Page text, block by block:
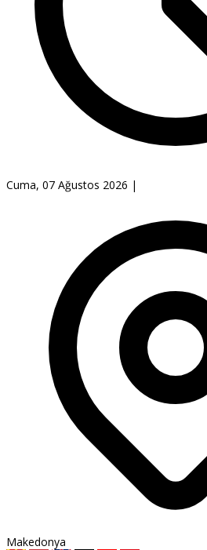
Cuma, 07 Ağustos 2026 |
Makedonya